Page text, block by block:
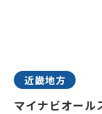
近畿地方
マイナビオー